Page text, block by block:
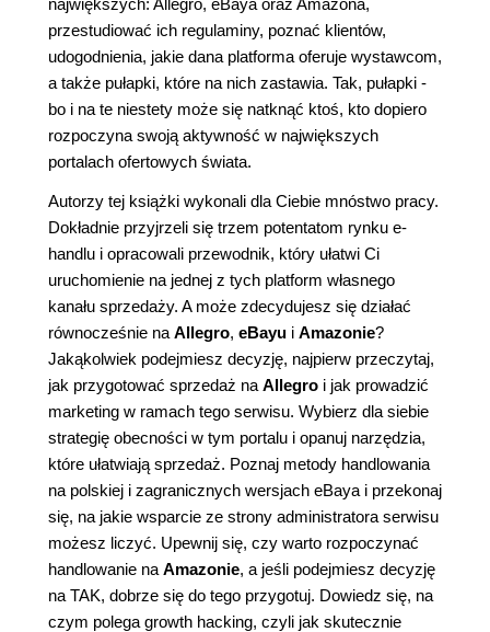
największych: Allegro, eBaya oraz Amazona,
przestudiować ich regulaminy, poznać klientów,
udogodnienia, jakie dana platforma oferuje wystawcom,
a także pułapki, które na nich zastawia. Tak, pułapki -
bo i na te niestety może się natknąć ktoś, kto dopiero
rozpoczyna swoją aktywność w największych
portalach ofertowych świata.
Autorzy tej książki wykonali dla Ciebie mnóstwo pracy.
Dokładnie przyjrzeli się trzem potentatom rynku e-
handlu i opracowali przewodnik, który ułatwi Ci
uruchomienie na jednej z tych platform własnego
kanału sprzedaży. A może zdecydujesz się działać
równocześnie na Allegro, eBayu i Amazonie?
Jakąkolwiek podejmiesz decyzję, najpierw przeczytaj,
jak przygotować sprzedaż na Allegro i jak prowadzić
marketing w ramach tego serwisu. Wybierz dla siebie
strategię obecności w tym portalu i opanuj narzędzia,
które ułatwiają sprzedaż. Poznaj metody handlowania
na polskiej i zagranicznych wersjach eBaya i przekonaj
się, na jakie wsparcie ze strony administratora serwisu
możesz liczyć. Upewnij się, czy warto rozpoczynać
handlowanie na Amazonie, a jeśli podejmiesz decyzję
na TAK, dobrze się do tego przygotuj. Dowiedz się, na
czym polega growth hacking, czyli jak skutecznie